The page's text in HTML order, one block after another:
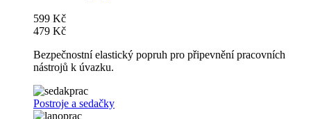
599 Kč
479 Kč
Bezpečnostní elastický popruh pro připevnění pracovních
nástrojů k úvazku.
Postroje a sedačky